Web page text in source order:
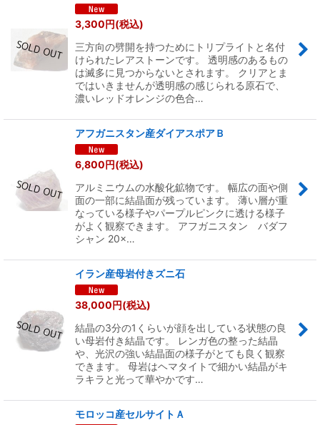
3,300円(税込)
三方向の劈開を持つためにトリプライトと名付
けられたレアストーンです。 透明感のあるもの
は滅多に見つからないとされます。 クリアとま
ではいきませんが透明感の感じられる原石で、
濃いレッドオレンジの色合…
アフガニスタン産ダイアスポアＢ
6,800円(税込)
アルミニウムの水酸化鉱物です。 幅広の面や側
面の一部に結晶面が残っています。 薄い層が重
なっている様子やパープルピンクに透ける様子
がよく観察できます。 アフガニスタン バダフ
シャン 20×…
イラン産母岩付きズニ石
38,000円(税込)
結晶の3分の1くらいが顔を出している状態の良
い母岩付き結晶です。 レンガ色の整った結晶
や、光沢の強い結晶面の様子がとても良く観察
できます。 母岩はヘマタイトで細かい結晶がキ
ラキラと光って華やかです…
モロッコ産セルサイトＡ